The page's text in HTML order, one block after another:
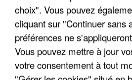
choix". Vous pouvez
cliquant sur "Continuer sans
préférences ne
Vous pouvez mettre à jour
votre consentement à tout